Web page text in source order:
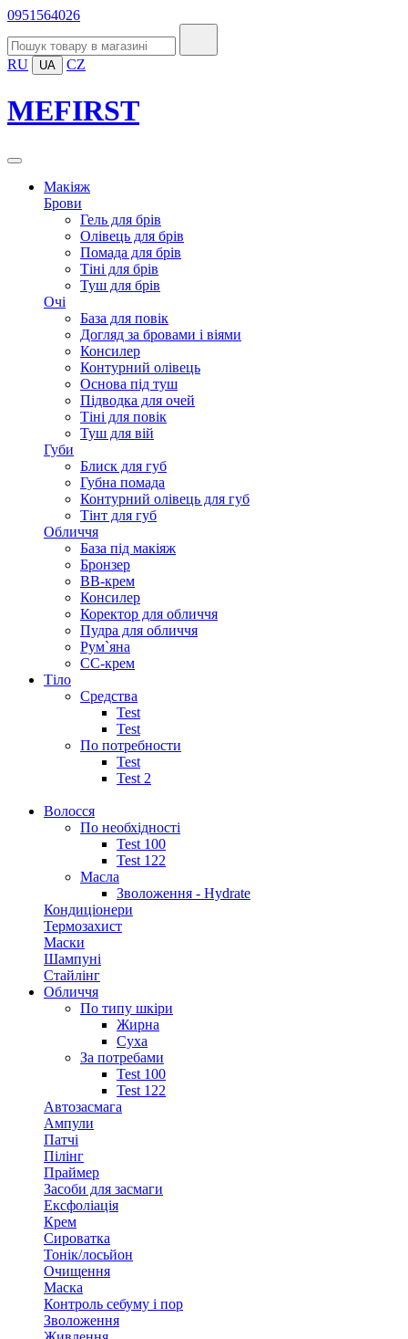
0951564026
RU UA CZ
MEFIRST
Макіяж
Брови
Гель для брів
Олівець для брів
Помада для брів
Тіні для брів
Туш для брів
Очі
База для повік
Догляд за бровами і віями
Консилер
Контурний олівець
Основа під туш
Підводка для очей
Тіні для повік
Туш для вій
Губи
Блиск для губ
Губна помада
Контурний олівець для губ
Тінт для губ
Обличчя
База під макіяж
Бронзер
ВВ-крем
Консилер
Коректор для обличчя
Пудра для обличчя
Рум`яна
СС-крем
Тіло
Средства
Test
Test
По потребности
Test
Test 2
Волосся
По необхідності
Test 100
Test 122
Масла
Зволоження - Hydrate
Кондиціонери
Термозахист
Маски
Шампуні
Стайлінг
Обличчя
По типу шкіри
Жирна
Суха
За потребами
Test 100
Test 122
Автозасмага
Ампули
Патчі
Пілінг
Праймер
Засоби для засмаги
Ексфоліація
Крем
Сироватка
Тонік/лосьйон
Очищення
Маска
Контроль себуму і пор
Зволоження